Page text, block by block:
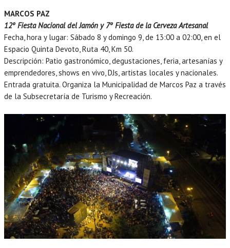
MARCOS PAZ
12º Fiesta Nacional del Jamón y 7º Fiesta de la Cerveza Artesanal
Fecha, hora y lugar: Sábado 8 y domingo 9, de 13:00 a 02:00, en el
Espacio Quinta Devoto, Ruta 40, Km 50.
Descripción: Patio gastronómico, degustaciones, feria, artesanías y
emprendedores, shows en vivo, DJs, artistas locales y nacionales.
Entrada gratuita. Organiza la Municipalidad de Marcos Paz a través
de la Subsecretaría de Turismo y Recreación.